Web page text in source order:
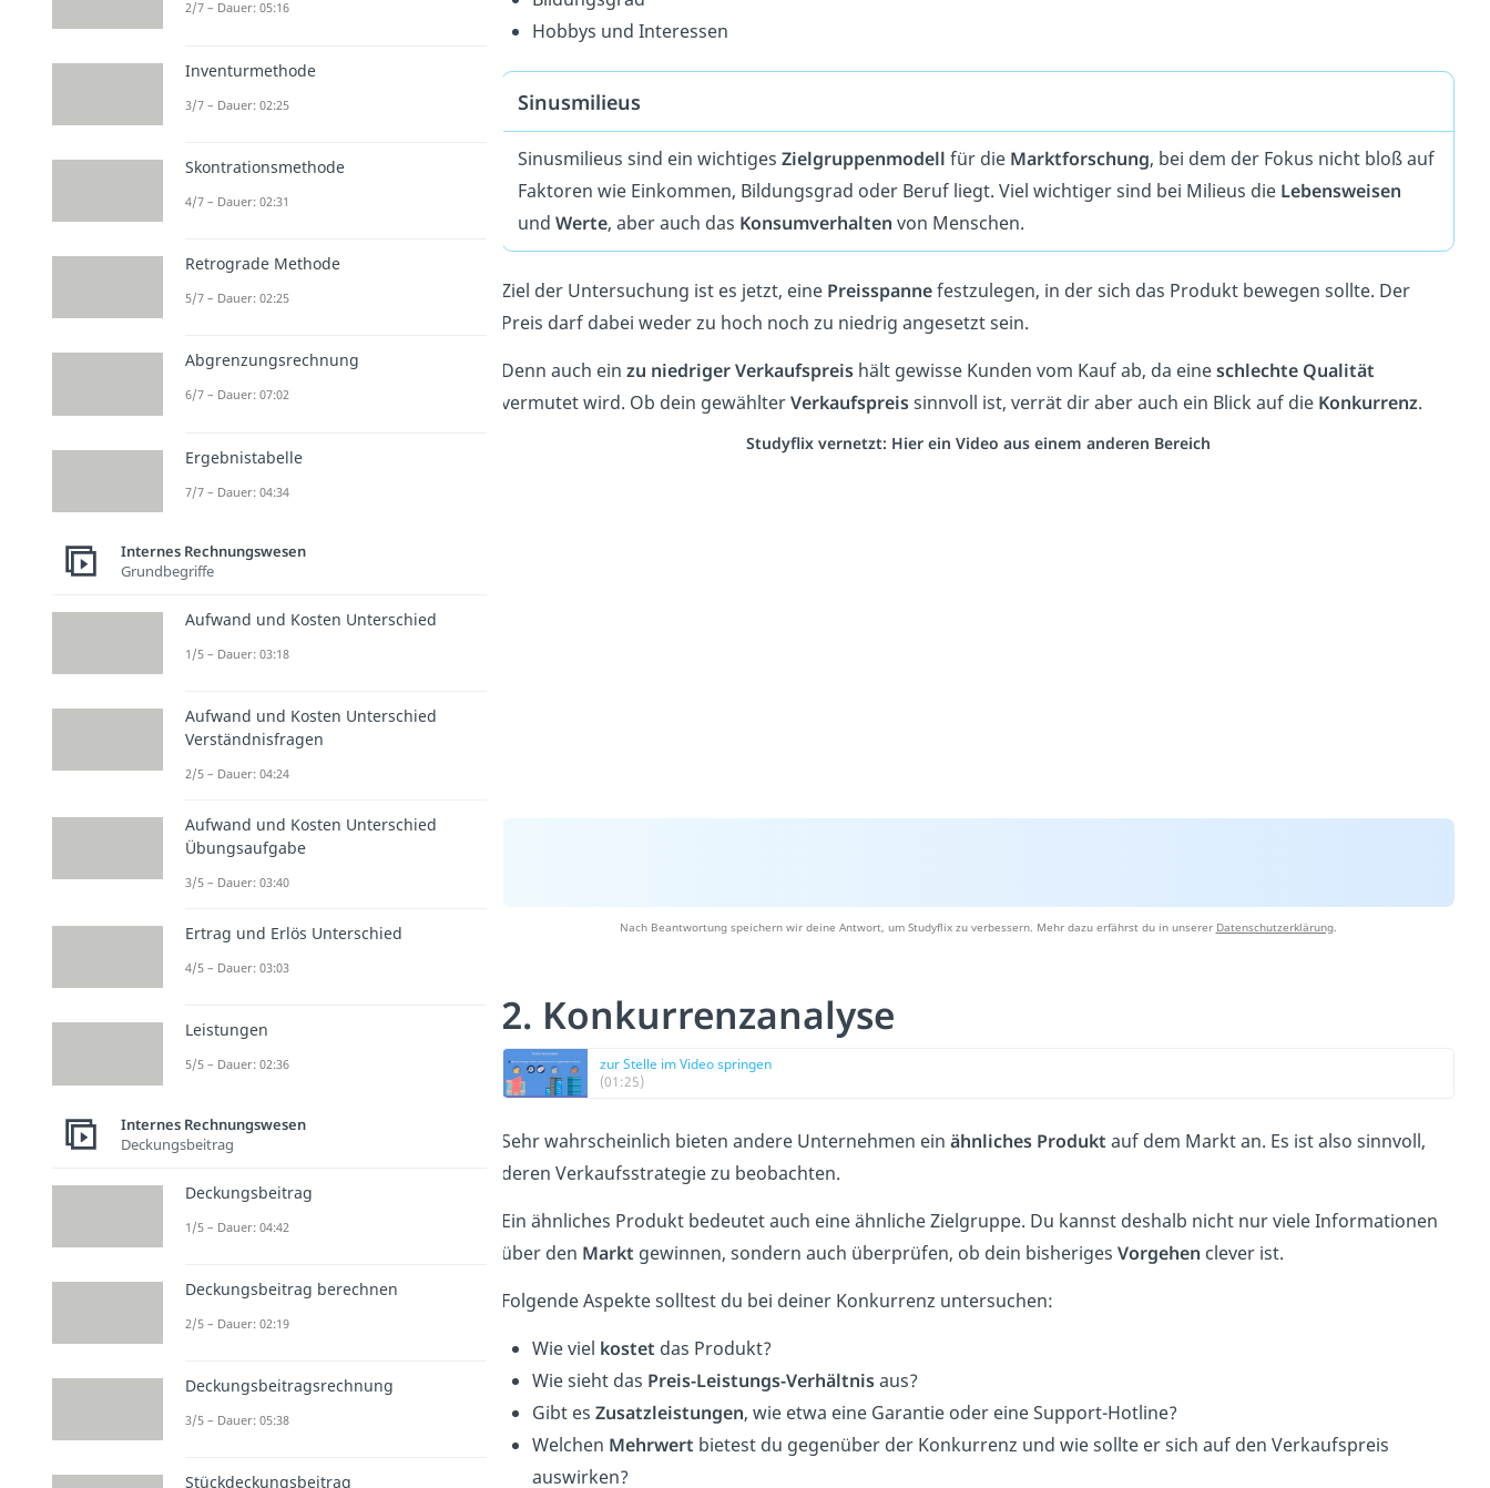
Hobbys und Interessen
Sinusmilieus
Sinusmilieus sind ein wichtiges Zielgruppenmodell für die Marktforschung, bei dem der Fokus nicht bloß auf
Faktoren wie Einkommen, Bildungsgrad oder Beruf liegt. Viel wichtiger sind bei Milieus die Lebensweisen
und Werte, aber auch das Konsumverhalten von Menschen.
Ziel der Untersuchung ist es jetzt, eine Preisspannefestzulegen, in der sich das Produkt bewegen sollte. Der
Preis darf dabei weder zu hoch noch zu niedrig angesetzt sein.
Denn auch ein zu niedrigerVerkaufspreis hält gewisse Kunden vom Kauf ab, da eineschlechte Qualität
vermutet wird. Ob dein gewählterVerkaufspreissinnvoll ist, verrät dir aber auch ein Blick auf die Konkurrenz.
Studyflix vernetzt: Hier ein Video aus einem anderen Bereich
Nach Beantwortung speichern wir deine Antwort, um Studyflix zu verbessern. Mehr dazu erfährst du in unserer Datenschutzerklärung.
2. Konkurrenzanalyse
zur Stelle im Video springen
(01:25)
Sehr wahrscheinlich bieten andere Unternehmen ein ähnliches Produkt auf dem Markt an. Es ist also sinnvoll,
deren Verkaufsstrategie zu beobachten.
Ein ähnliches Produkt bedeutet auch eine ähnliche Zielgruppe. Du kannst deshalb nicht nur viele Informationen
über den Markt gewinnen, sondern auch überprüfen, ob dein bisheriges Vorgehen clever ist.
Folgende Aspekte solltest du bei deiner Konkurrenz untersuchen:
Wie viel kostet das Produkt?
Wie sieht das Preis-Leistungs-Verhältnisaus?
Gibt es Zusatzleistungen, wie etwa eine Garantie oder eine Support-Hotline?
Welchen Mehrwert bietest du gegenüber der Konkurrenz und wie sollte er sich auf den Verkaufspreis
auswirken?
2/7 – Dauer: 05:16
Inventurmethode
3/7 – Dauer: 02:25
Skontrationsmethode
4/7 – Dauer: 02:31
Retrograde Methode
5/7 – Dauer: 02:25
Abgrenzungsrechnung
6/7 – Dauer: 07:02
Ergebnistabelle
7/7 – Dauer: 04:34
Internes Rechnungswesen
Grundbegriffe
Aufwand und Kosten Unterschied
1/5 – Dauer: 03:18
Aufwand und Kosten Unterschied
Verständnisfragen
2/5 – Dauer: 04:24
Aufwand und Kosten Unterschied
Übungsaufgabe
3/5 – Dauer: 03:40
Ertrag und Erlös Unterschied
4/5 – Dauer: 03:03
Leistungen
5/5 – Dauer: 02:36
Internes Rechnungswesen
Deckungsbeitrag
Deckungsbeitrag
1/5 – Dauer: 04:42
Deckungsbeitrag berechnen
2/5 – Dauer: 02:19
Deckungsbeitragsrechnung
3/5 – Dauer: 05:38
Stückdeckungsbeitrag